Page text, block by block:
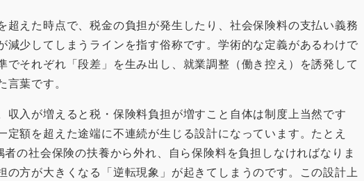
超えた時点で、税金の負担が発生したり、社会保険料の支払い義務
減少してしまうラインを指す俗称です。学術的な定義があるわけで
でそれぞれ「段差」を生み出し、就業調整（働き控え）を誘発して
葉です。
収入が増えると税・保険料負担が増すこと自体は制度上当然です
額を超えた途端に不連続が生じる設計になっています。たとえ
の社会保険の扶養から外れ、自ら保険料を負担しなければなりま
の方が大きくなる「逆転現象」が起きてしまうのです。この設計上